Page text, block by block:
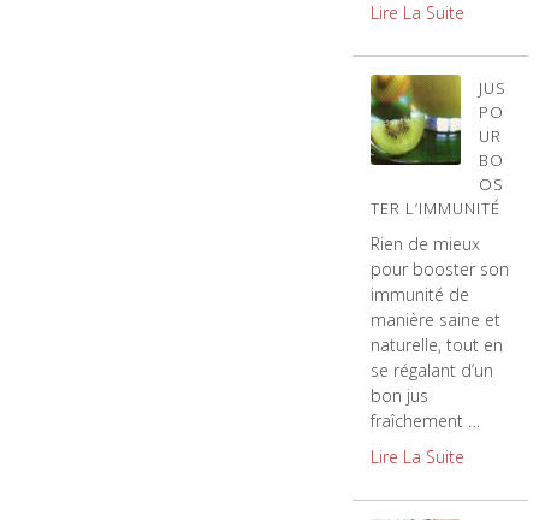
Lire La Suite
JUS
PO
UR
BO
OS
TER L’IMMUNITÉ
Rien de mieux
pour booster son
immunité de
manière saine et
naturelle, tout en
se régalant d’un
bon jus
fraîchement …
Lire La Suite